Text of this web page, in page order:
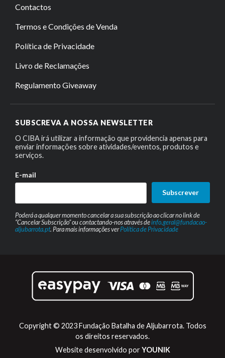
Contactos
Termos e Condições de Venda
Política de Privacidade
Livro de Reclamações
Regulamento Giveaway
SUBSCREVA A NOSSA NEWSLETTER
O CIBA irá utilizar a informação que providencia apenas para
enviar informações sobre atividades/eventos, produtos e
serviços.
E-mail
Subscrever
Poderá a qualquer momento cancelar a sua subscrição ao clicar no link de
“Cancelar Subscrição” ou contactando-nos através deinfo.geral@fundacao-
aljubarrota.pt. Para mais informações verPolítica de Privacidade
Copyright © 2023 Fundação Batalha de Aljubarrota. Todos
os direitos reservados.
Website desenvolvido porYOUNIK